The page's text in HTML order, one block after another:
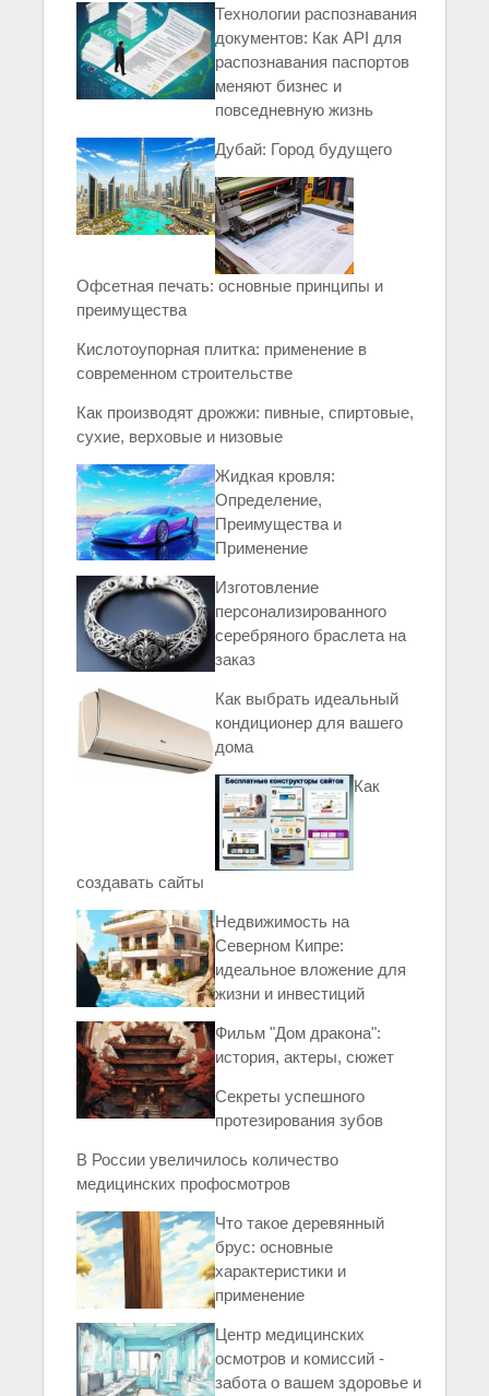
Технологии распознавания
документов: Как API для
распознавания паспортов
меняют бизнес и
повседневную жизнь
Дубай: Город будущего
Офсетная печать: основные принципы и
преимущества
Кислотоупорная плитка: применение в
современном строительстве
Как производят дрожжи: пивные, спиртовые,
сухие, верховые и низовые
Жидкая кровля:
Определение,
Преимущества и
Применение
Изготовление
персонализированного
серебряного браслета на
заказ
Как выбрать идеальный
кондиционер для вашего
дома
Как
создавать сайты
Недвижимость на
Северном Кипре:
идеальное вложение для
жизни и инвестиций
Фильм "Дом дракона":
история, актеры, сюжет
Секреты успешного
протезирования зубов
В России увеличилось количество
медицинских профосмотров
Что такое деревянный
брус: основные
характеристики и
применение
Центр медицинских
осмотров и комиссий -
забота о вашем здоровье и